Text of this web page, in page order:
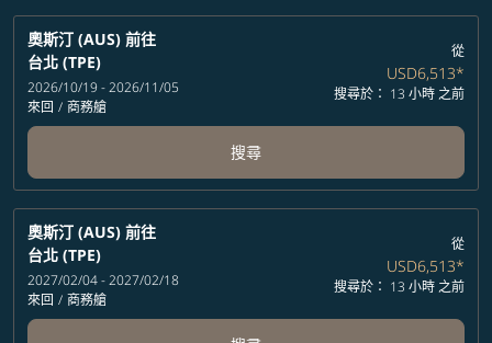
奧斯汀 (AUS) 前往
台北 (TPE)
2026/10/19 - 2026/11/05
來回 / 商務艙
從
USD6,513*
搜尋於： 13 小時 之前
搜尋
奧斯汀 (AUS) 前往
台北 (TPE)
2027/02/04 - 2027/02/18
來回 / 商務艙
從
USD6,513*
搜尋於： 13 小時 之前